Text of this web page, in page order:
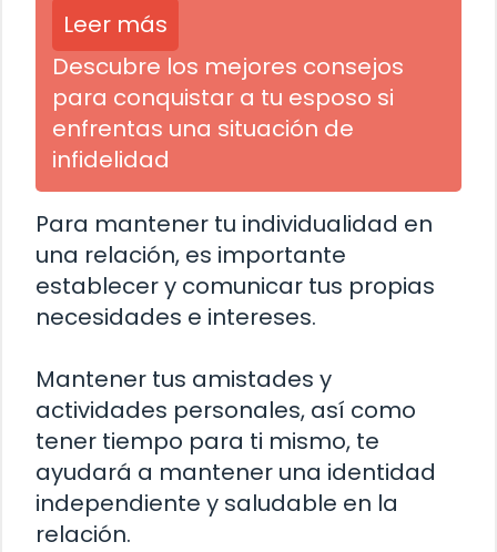
Leer más
Descubre los mejores consejos
para conquistar a tu esposo si
enfrentas una situación de
infidelidad
Para mantener tu individualidad en
una relación, es importante
establecer y comunicar tus propias
necesidades e intereses.
Mantener tus amistades y
actividades personales, así como
tener tiempo para ti mismo, te
ayudará a mantener una identidad
independiente y saludable en la
relación.